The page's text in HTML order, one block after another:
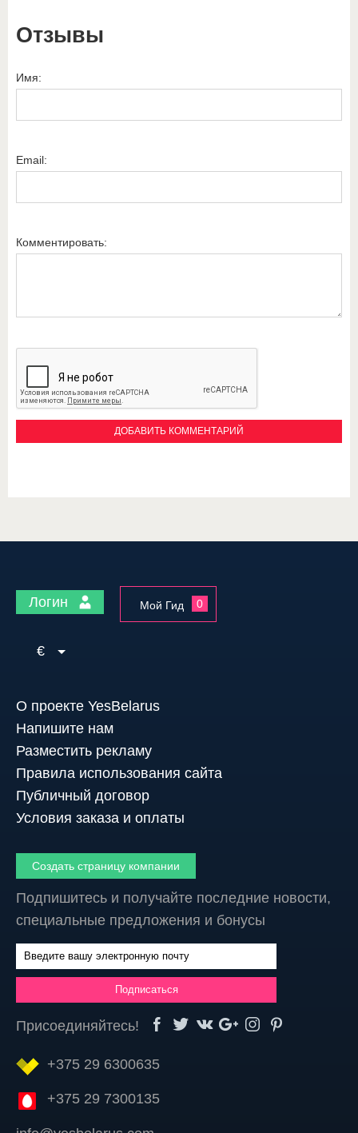
Отзывы
Имя:
Email:
Комментировать:
Логин Мой Гид 0
€
О проекте YesBelarus
Напишите нам
Разместить рекламу
Правила использования сайта
Публичный договор
Условия заказа и оплаты
Создать страницу компании
Подпишитесь и получайте последние новости,
специальные предложения и бонусы
Присоединяйтесь!
+375 29 6300635
+375 29 7300135